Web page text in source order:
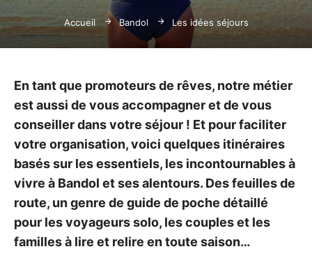
Accueil Bandol Les idées séjours
En tant que promoteurs de rêves, notre métier
est aussi de vous accompagner et de vous
conseiller dans votre séjour ! Et pour faciliter
votre organisation, voici quelques itinéraires
basés sur les essentiels, les incontournables à
vivre à Bandol et ses alentours. Des feuilles de
route, un genre de guide de poche détaillé
pour les voyageurs solo, les couples et les
familles à lire et relire en toute saison…